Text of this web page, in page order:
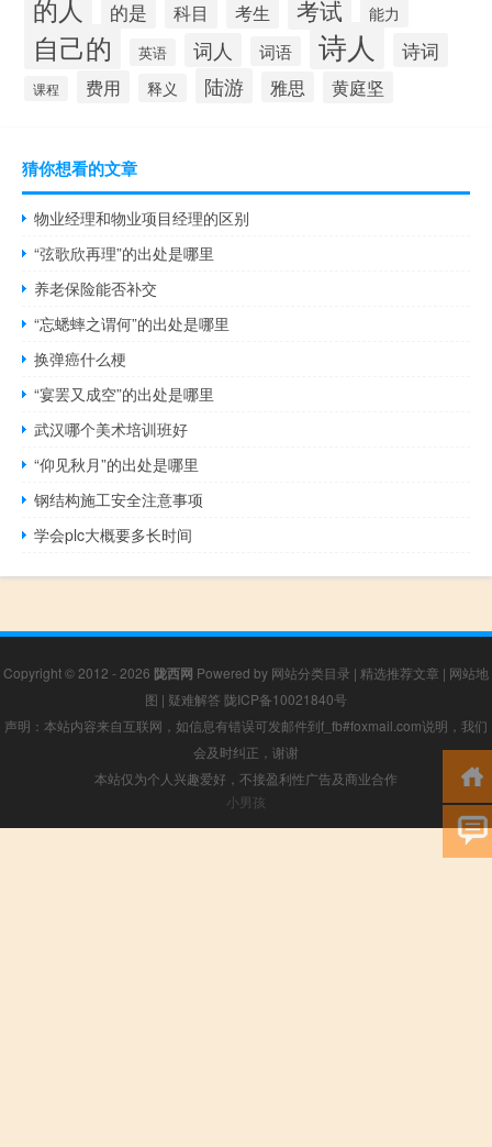
的人 的是 科目 考生 考试 能力
自己的 英语 词人 词语 诗人 诗词
课程 费用 释义 陆游 雅思 黄庭坚
猜你想看的文章
物业经理和物业项目经理的区别
“弦歌欣再理”的出处是哪里
养老保险能否补交
“忘蟋蟀之谓何”的出处是哪里
换弹癌什么梗
“宴罢又成空”的出处是哪里
武汉哪个美术培训班好
“仰见秋月”的出处是哪里
钢结构施工安全注意事项
学会plc大概要多长时间
Copyright © 2012 - 2026 陇西网 Powered by 网站分类目录 | 精选推荐文章 | 网站地
图 | 疑难解答 陇ICP备10021840号
声明：本站内容来自互联网，如信息有错误可发邮件到f_fb#foxmail.com说明，我们
会及时纠正，谢谢
本站仅为个人兴趣爱好，不接盈利性广告及商业合作
小男孩